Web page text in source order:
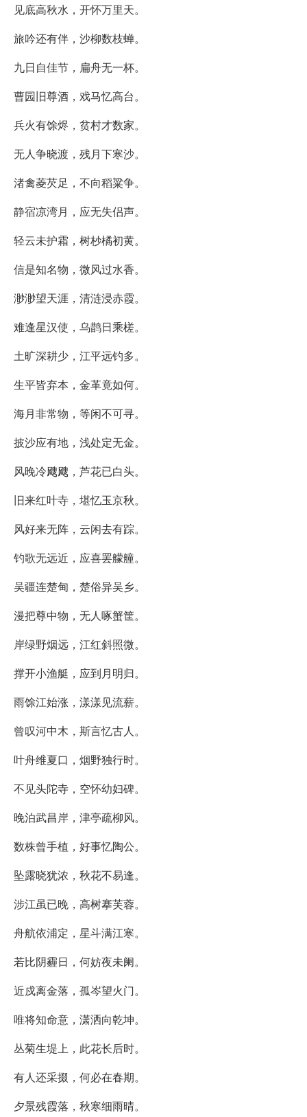
见底高秋水，开怀万里天。
旅吟还有伴，沙柳数枝蝉。
九日自佳节，扁舟无一杯。
曹园旧尊酒，戏马忆高台。
兵火有馀烬，贫村才数家。
无人争晓渡，残月下寒沙。
渚禽菱芡足，不向稻粱争。
静宿凉湾月，应无失侣声。
轻云未护霜，树杪橘初黄。
信是知名物，微风过水香。
渺渺望天涯，清涟浸赤霞。
难逢星汉使，乌鹊日乘槎。
土旷深耕少，江平远钓多。
生平皆弃本，金革竟如何。
海月非常物，等闲不可寻。
披沙应有地，浅处定无金。
风晚冷飕飕，芦花已白头。
旧来红叶寺，堪忆玉京秋。
风好来无阵，云闲去有踪。
钓歌无远近，应喜罢艨艟。
吴疆连楚甸，楚俗异吴乡。
漫把尊中物，无人啄蟹筐。
岸绿野烟远，江红斜照微。
撑开小渔艇，应到月明归。
雨馀江始涨，漾漾见流薪。
曾叹河中木，斯言忆古人。
叶舟维夏口，烟野独行时。
不见头陀寺，空怀幼妇碑。
晚泊武昌岸，津亭疏柳风。
数株曾手植，好事忆陶公。
坠露晓犹浓，秋花不易逢。
涉江虽已晚，高树搴芙蓉。
舟航依浦定，星斗满江寒。
若比阴霾日，何妨夜未阑。
近戍离金落，孤岑望火门。
唯将知命意，潇洒向乾坤。
丛菊生堤上，此花长后时。
有人还采掇，何必在春期。
夕景残霞落，秋寒细雨晴。